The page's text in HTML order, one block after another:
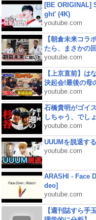
[BE ORIGINAL]
ght' (4K)
youtube.com
【朝倉未来コラ
たら、まさかの
youtube.com
【上京直前】は
決起会!最後の母
youtube.com
石橋貴明がゴイ
しちゃう、でし
youtube.com
UUUMを脱退す
youtube.com
ARASHI - Face
deo]
youtube.com
【週刊誌すら手